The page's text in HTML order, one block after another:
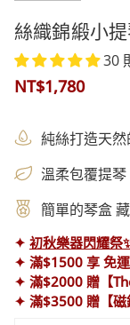
絲織錦緞小
30
NT$1,780
純絲打造天
溫柔包覆提
簡單的琴盒
✦ 初秋樂器閃耀祭
✦ 滿$1500 享 免
✦ 滿$2000 贈【
✦ 滿$3500 贈【磁